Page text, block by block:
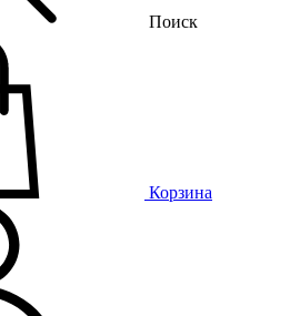
Поиск
Корзина